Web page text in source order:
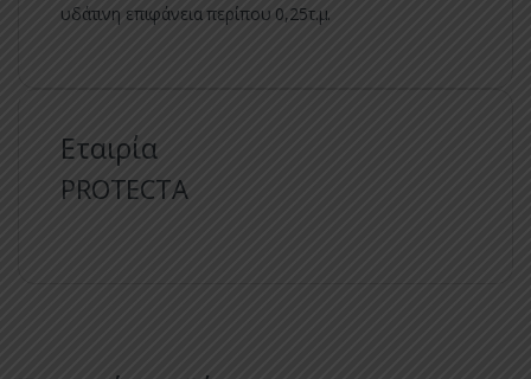
υδάτινη επιφάνεια περίπου 0,25τ.μ.
Εταιρία
PROTECTA